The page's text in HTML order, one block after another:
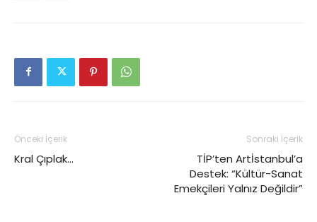
Önceki İçerik
Kral Çıplak…
Sonraki İçerik
TİP’ten Artİstanbul’a
Destek: “Kültür-Sanat
Emekçileri Yalnız Değildir”